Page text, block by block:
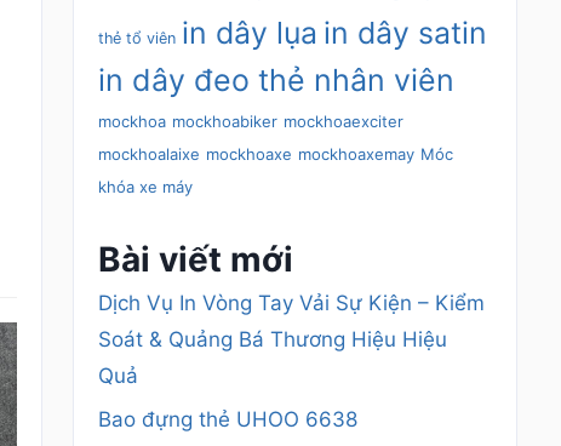
thẻ tổ viên in dây lụa in dây satin
in dây đeo thẻ nhân viên
mockhoa mockhoabiker mockhoaexciter
mockhoalaixe mockhoaxe mockhoaxemay Móc
khóa xe máy
Bài viết mới
Dịch Vụ In Vòng Tay Vải Sự Kiện – Kiểm
Soát & Quảng Bá Thương Hiệu Hiệu
Quả
Bao đựng thẻ UHOO 6638